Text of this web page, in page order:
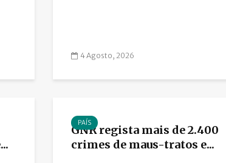
4 Agosto, 2026
PAÍS
GNR regista mais de 2.400
crimes de maus-tratos e...